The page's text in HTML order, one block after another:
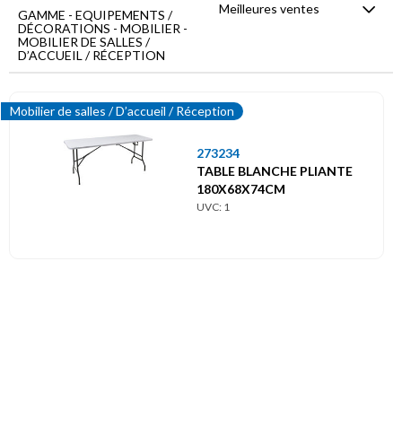
Menu
principal
Equipements
Décorations
Mobilier
GAMME - EQUIPEMENTS /
DÉCORATIONS - MOBILIER -
MOBILIER DE SALLES /
D’ACCUEIL / RÉCEPTION
Meilleures ventes
Mobilier de salles / D’accueil / Réception
273234
TABLE BLANCHE PLIANTE
180X68X74CM
UVC: 1